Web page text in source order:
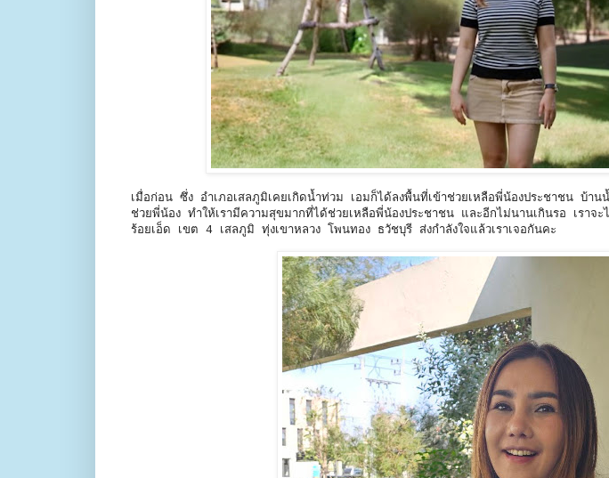
เมื่อก่อน ซึ่ง อำเภอเสลภูมิเคยเกิดน้ำท่วม เอมก็ได้ลงพื้นที่เข้าช่วยเหลือพี่น้องประชาชน บ้าน
ช่วยพี่น้อง ทำให้เรามีความสุขมากที่ได้ช่วยเหลือพี่น้องประชาชน และอีกไม่นานเกินรอ เราจ
ร้อยเอ็ด เขต 4 เสลภูมิ ทุ่งเขาหลวง โพนทอง ธวัชบุรี ส่งกำลังใจแล้วเราเจอกันคะ